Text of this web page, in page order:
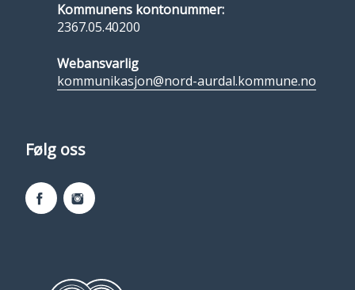
Kommunens kontonummer:
2367.05.40200
Webansvarlig
kommunikasjon@nord-aurdal.kommune.no
Følg oss
FacebookInstagram